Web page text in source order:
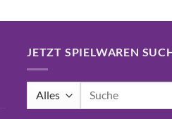
JETZT SPIELWAREN
Suchen